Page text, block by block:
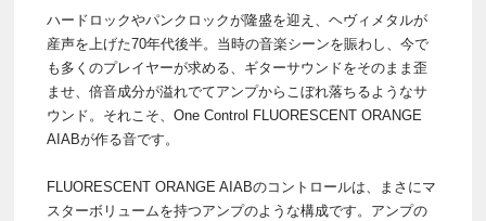
ハードロックやパンクロックが隆盛を迎え、ヘヴィメタルが
産声を上げた70年代後半。当時の音楽シーンを賑わし、今で
も多くのプレイヤーが求める、ギターサウンドをそのまま歪
ませ、倍音成分が溢れでてアンプからこぼれ落ちるようなサ
ウンド。それこそ、One Control FLUORESCENT ORANGE
AIABが作る音です。
FLUORESCENT ORANGE AIABのコントロールは、まさにマ
スターボリュームを持つアンプのような構成です。アンプの